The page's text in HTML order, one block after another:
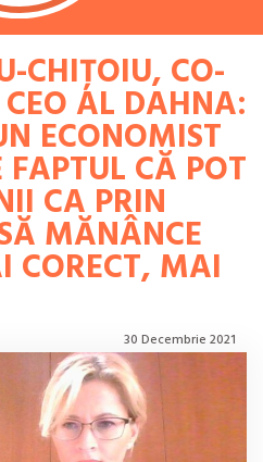
CHIȚOIU, CO-
AL DAHNA:
ECONOMIST
CĂ POT
CA PRIN
MĂNÂNCE
MAI
30 Decembrie 2021